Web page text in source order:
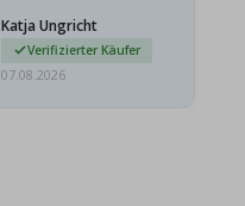
Katja Ungricht
Verifizierter Käufer
07.08.2026